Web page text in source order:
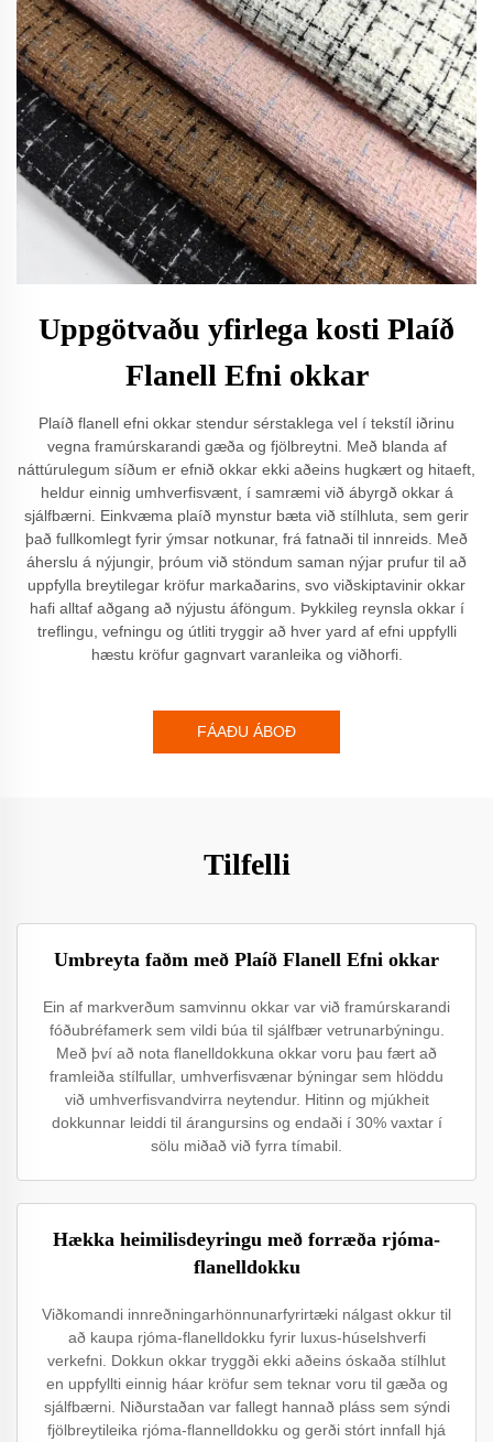
Uppgötvaðu yfirlega kosti Plaíð
Flanell Efni okkar
Plaíð flanell efni okkar stendur sérstaklega vel í tekstíl iðrinu
vegna framúrskarandi gæða og fjölbreytni. Með blanda af
náttúrulegum síðum er efnið okkar ekki aðeins hugkært og hitaeft,
heldur einnig umhverfisvænt, í samræmi við ábyrgð okkar á
sjálfbærni. Einkvæma plaíð mynstur bæta við stílhluta, sem gerir
það fullkomlegt fyrir ýmsar notkunar, frá fatnaði til innreids. Með
áherslu á nýjungir, þróum við stöndum saman nýjar prufur til að
uppfylla breytilegar kröfur markaðarins, svo viðskiptavinir okkar
hafi alltaf aðgang að nýjustu áföngum. Þykkileg reynsla okkar í
treflingu, vefningu og útliti tryggir að hver yard af efni uppfylli
hæstu kröfur gagnvart varanleika og viðhorfi.
FÁAÐU ÁBOÐ
Tilfelli
Umbreyta faðm með Plaíð Flanell Efni okkar
Ein af markverðum samvinnu okkar var við framúrskarandi
fóðubréfamerk sem vildi búa til sjálfbær vetrunarbýningu.
Með því að nota flanelldokkuna okkar voru þau fært að
framleiða stílfullar, umhverfisvænar býningar sem hlöddu
við umhverfisvandvirra neytendur. Hitinn og mjúkheit
dokkunnar leiddi til árangursins og endaði í 30% vaxtar í
sölu miðað við fyrra tímabil.
Hækka heimilisdeyringu með forræða rjóma-
flanelldokku
Viðkomandi innreðningarhönnunarfyrirtæki nálgast okkur til
að kaupa rjóma-flanelldokku fyrir luxus-húselshverfi
verkefni. Dokkun okkar tryggði ekki aðeins óskaða stílhlut
en uppfyllti einnig háar kröfur sem teknar voru til gæða og
sjálfbærni. Niðurstaðan var fallegt hannað pláss sem sýndi
fjölbreytileika rjóma-flannelldokku og gerði stórt innfall hjá